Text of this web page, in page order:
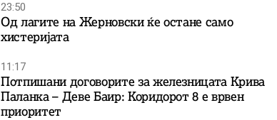
23:50
Од лагите на Жерновски ќе остане само
хистеријата
11:17
Потпишани договорите за железницата Крива
Паланка – Деве Баир: Коридорот 8 е врвен
приоритет